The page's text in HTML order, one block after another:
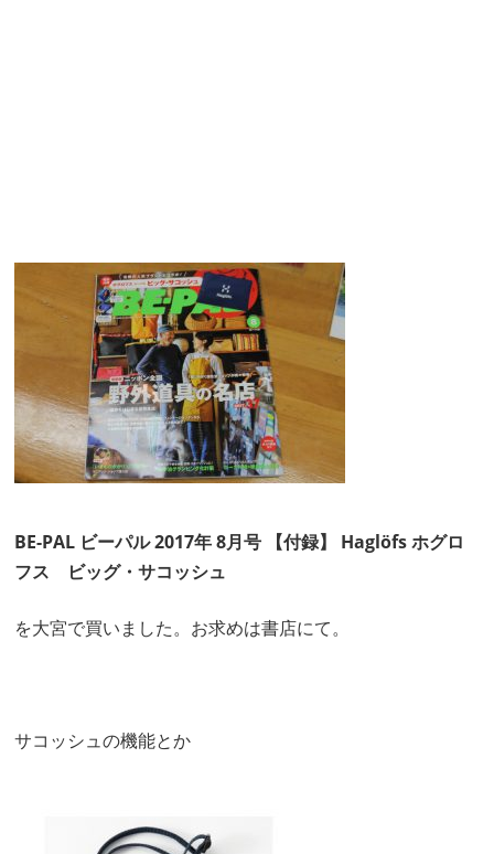
BE-PAL ビーパル 2017年 8月号 【付録】 Haglöfs ホグロ
フス ビッグ・サコッシュ
を大宮で買いました。お求めは書店にて。
サコッシュの機能とか